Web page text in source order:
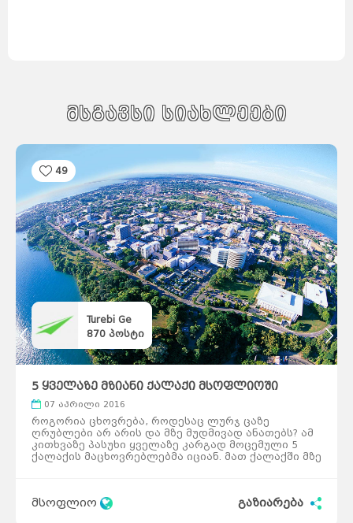
მსგავსი სიახლეები
49
Turebi Ge
870 პოსტი
5 ყველაზე მზიანი ქალაქი მსოფლიოში
07 აპრილი 2016
როგორია ცხოვრება, როდესაც ლურჯ ცაზე
ღრუბლები არ არის და მზე მუდმივად ანათებს? ამ
კითხვაზე პასუხი ყველაზე კარგად მოცემული 5
ქალაქის მაცხოვრებლებმა იციან. მათ ქალაქში მზე
ქალაქში. ადგილობრივების თქმით, მზიანი
მსოფლიო გაზიარება